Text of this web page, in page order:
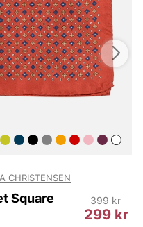
CHRISTENSEN
Square
299 kr
399 kr